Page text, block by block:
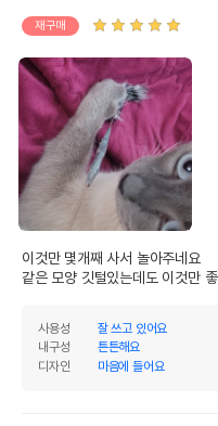
재구매
이것만 몇개째 사서 놀아주네요
같은 모양 깃털있는데도 이것만
사용성
잘 쓰고 있어요
내구성
튼튼해요
디자인
마음에 들어요